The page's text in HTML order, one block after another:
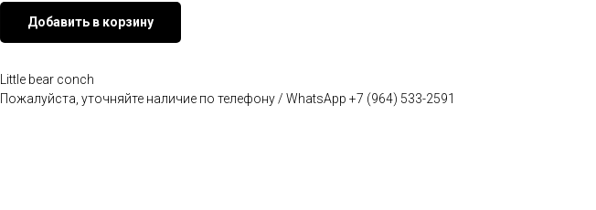
Добавить в корзину
Little bear conch
Пожалуйста, уточняйте наличие по телефону / WhatsApp +7 (964) 533-2591